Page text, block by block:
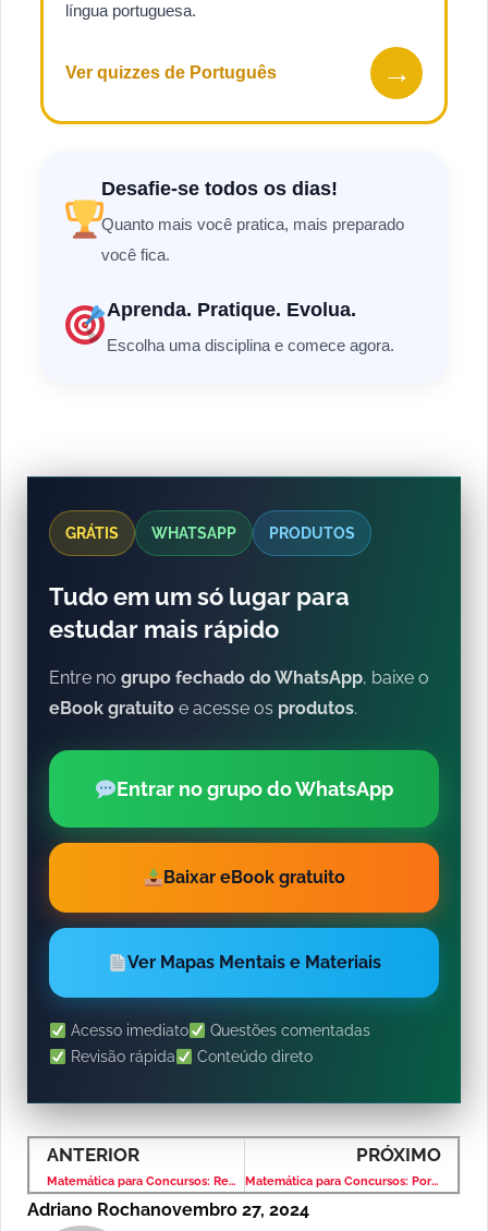
língua portuguesa.
Ver quizzes de Português →
Desafie-se todos os dias!
Quanto mais você pratica, mais preparado
você fica.
Aprenda. Pratique. Evolua.
Escolha uma disciplina e comece agora.
GRÁTIS WHATSAPP PRODUTOS
Tudo em um só lugar para
estudar mais rápido
Entre no grupo fechado do WhatsApp, baixe o
eBook gratuito e acesse os produtos.
Entrar no grupo do WhatsApp
Baixar eBook gratuito
Ver Mapas Mentais e Materiais
Acesso imediato
Questões comentadas
Revisão rápida
Conteúdo direto
ANTERIOR
Matemática para Concursos: Regra de Três – Banca VUNESP – Nível Fundamental
PRÓXIMO
Matemática para Concursos: Porcentagem – Banca VUNESP – Nível Fundamental
Adriano Rochanovembro 27, 2024